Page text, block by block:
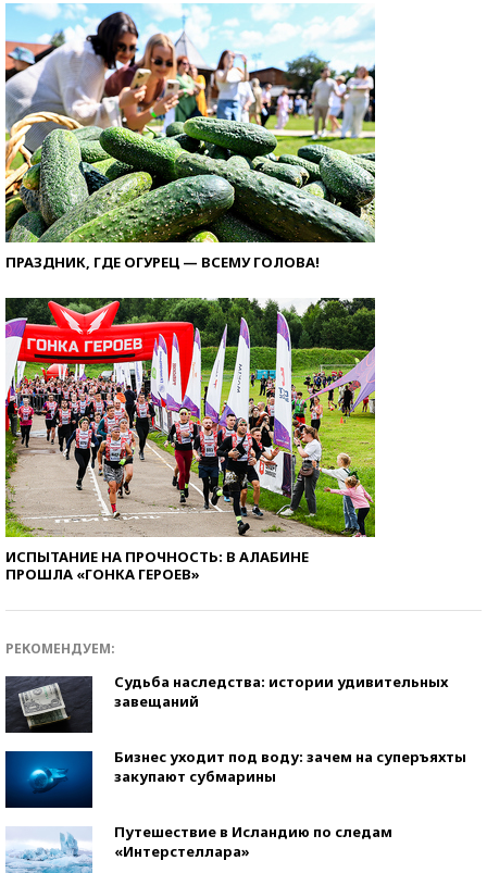
ПРАЗДНИК, ГДЕ ОГУРЕЦ — ВСЕМУ ГОЛОВА!
ИСПЫТАНИЕ НА ПРОЧНОСТЬ: В АЛАБИНЕ
ПРОШЛА «ГОНКА ГЕРОЕВ»
РЕКОМЕНДУЕМ:
Судьба наследства: истории удивительных
завещаний
Бизнес уходит под воду: зачем на суперъяхты
закупают субмарины
Путешествие в Исландию по следам
«Интерстеллара»